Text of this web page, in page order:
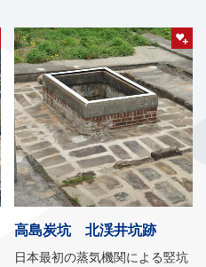
高島炭坑 北渓井坑跡
日本最初の蒸気機関による竪坑